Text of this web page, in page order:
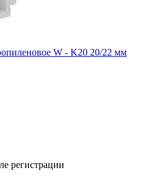
W - K20 20/22 мм
регистрации